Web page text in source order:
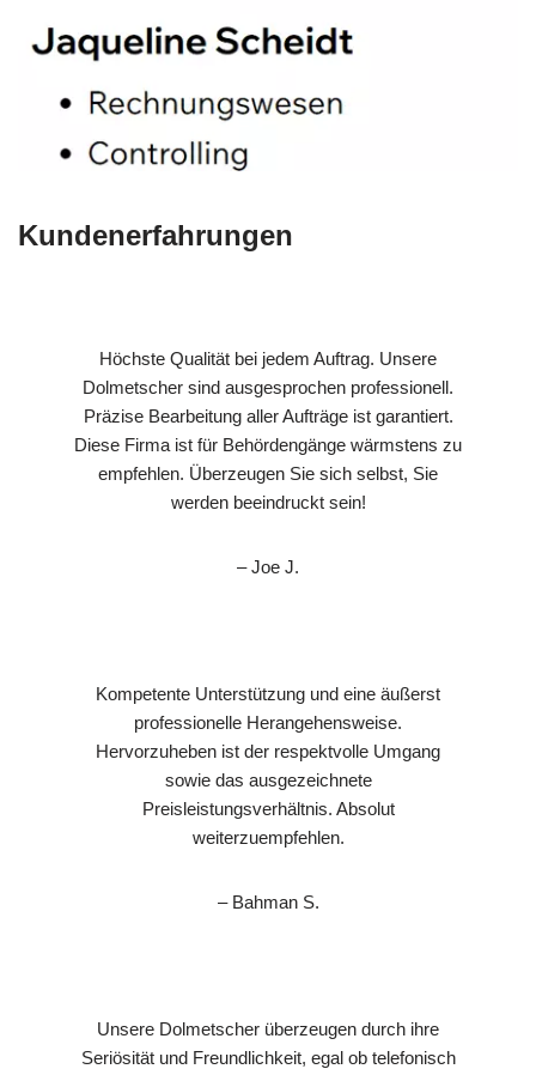
Kundenerfahrungen
Höchste Qualität bei jedem Auftrag. Unsere
Dolmetscher sind ausgesprochen professionell.
Präzise Bearbeitung aller Aufträge ist garantiert.
Diese Firma ist für Behördengänge wärmstens zu
empfehlen. Überzeugen Sie sich selbst, Sie
werden beeindruckt sein!
– Joe J.
Kompetente Unterstützung und eine äußerst
professionelle Herangehensweise.
Hervorzuheben ist der respektvolle Umgang
sowie das ausgezeichnete
Preisleistungsverhältnis. Absolut
weiterzuempfehlen.
– Bahman S.
Unsere Dolmetscher überzeugen durch ihre
Seriösität und Freundlichkeit, egal ob telefonisch